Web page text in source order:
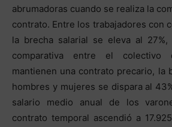
abrumadoras cuando se realiza la
contrato. Entre los trabajadores con
la brecha salarial se eleva al
comparativa entre el colectivo
mantienen una contrato precario, la
hombres y mujeres se dispara al
salario medio anual de los
contrato temporal ascendió a